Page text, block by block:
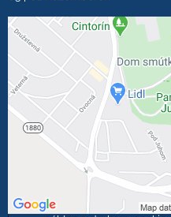
Externý obsah je
blokovaný Voľbami
súkromia
Prajete si načítať externý
obsah?
Povoliť tentokrát
Povoliť a zapamätať -